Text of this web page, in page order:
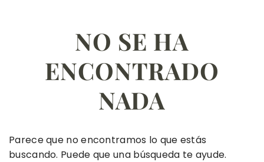
NO SE HA
ENCONTRADO
NADA
Parece que no encontramos lo que estás
buscando. Puede que una búsqueda te ayude.